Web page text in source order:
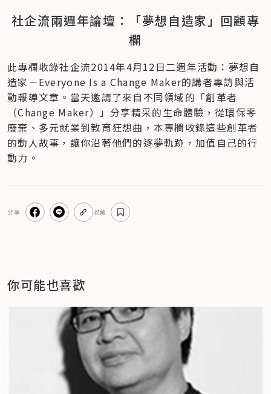
社企流兩週年論壇：「夢想自造家」回顧專
欄
此專欄收錄社企流2014年4月12日二週年活動：夢想自
造家－Everyone Is a Change Maker的講者專訪與活
動報導文章。當天邀請了來自不同領域的「創革者
（Change Maker）」分享精采的生命體驗，從環保零
廢棄、多元就業到教育狂想曲，本專欄收錄這些創革者
的動人故事，讓你沿著他們的逐夢軌跡，加值自己的行
動力。
分享 收藏
你可能也喜歡